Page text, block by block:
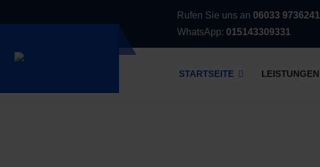
Rufen Sie uns an 06033 9736241
WhatsApp: 015143309331
STARTSEITE LEISTUNGEN